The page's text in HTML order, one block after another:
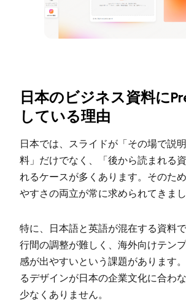
日本のビジネス資料に
している理由
日本では、スライドが「その場で説
料」だけでなく、「後から読まれる
れるケースが多くあります。そのた
やすさの両立が常に求められてきまし
特に、日本語と英語が混在する資料
行間の調整が難しく、海外向けテン
感が出やすいという課題があります
るデザインが日本の企業文化に合わ
少なくありません。